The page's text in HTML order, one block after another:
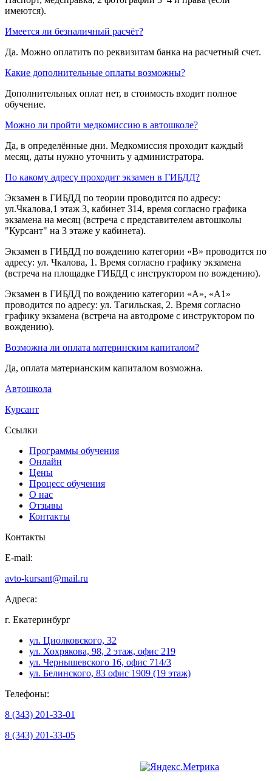
имеются).
Имеется ли безналичный расчёт?
Да. Можно оплатить по реквизитам банка на расчетный счет.
Какие дополнительные оплаты возможны?
Дополнительных оплат нет, в стоимость входит полное
обучение.
Можно ли пройти медкомиссию в автошколе?
Да, в определённые дни. Медкомиссия проходит каждый
месяц, даты нужно уточнить у администратора.
По какому адресу проходит экзамен в ГИБДД?
Экзамен в ГИБДД по теории проводится по адресу:
ул.Чкалова,1 этаж 3, кабинет 314, время согласно графика
экзамена на месяц (встреча с представителем автошколы
"Курсант" на 3 этаже у кабинета).
Экзамен в ГИБДД по вождению категории «B» проводится по
адресу: ул. Чкалова, 1. Время согласно графику экзамена
(встреча на площадке ГИБДД с инструктором по вождению).
Экзамен в ГИБДД по вождению категории «A», «A1»
проводится по адресу: ул. Тагильская, 2. Время согласно
графику экзамена (встреча на автодроме с инструктором по
вождению).
Возможна ли оплата материнским капиталом?
Да, оплата материанским капиталом возможна.
Автошкола
Курсант
Ссылки
Программы обучения
Онлайн
Цены
Процесс обучения
О нас
Отзывы
Контакты
Контакты
E-mail:
avto-kursant@mail.ru
Адреса:
г. Екатеринбург
ул. Циолковского, 32
ул. Хохрякова, 98, 2 этаж, офис 219
ул. Чернышевского 16, офис 714/3
ул. Белинского, 83 офис 1909 (19 этаж)
Телефоны:
8 (343) 201-33-01
8 (343) 201-33-05